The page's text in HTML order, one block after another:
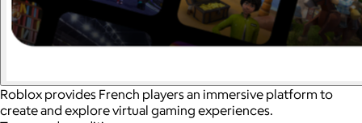
Roblox provides French players an immersive platform to
create and explore virtual gaming experiences.